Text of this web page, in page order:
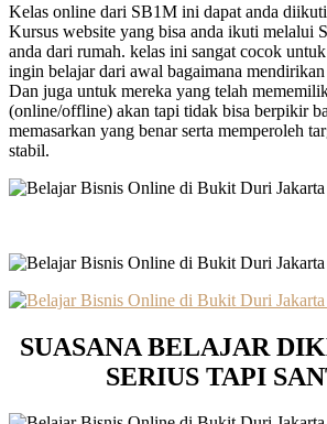
Kelas online dari SB1M ini dapat anda
Kursus website yang bisa anda ikuti melalui
anda dari rumah. kelas ini sangat cocok
ingin belajar dari awal bagaimana
Dan juga untuk mereka yang telah
(online/offline) akan tapi tidak bisa berpikir
memasarkan yang benar serta memperoleh
stabil.
SUASANA BELAJAR
SERIUS TAPI